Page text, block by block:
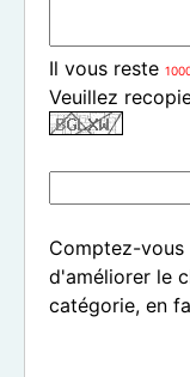
Il vous reste
Veuillez
Comptez-
d'améliorer le
catégorie, en